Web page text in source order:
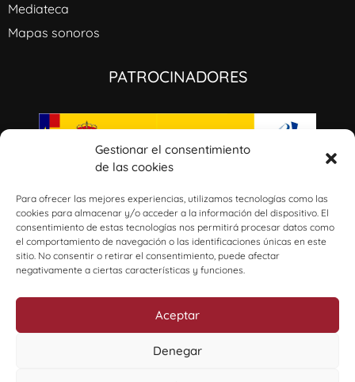
Gestionar el consentimiento
de las cookies
Para ofrecer las mejores experiencias, utilizamos tecnologías como las
cookies para almacenar y/o acceder a la información del dispositivo. El
consentimiento de estas tecnologías nos permitirá procesar datos como
el comportamiento de navegación o las identificaciones únicas en este
sitio. No consentir o retirar el consentimiento, puede afectar
negativamente a ciertas características y funciones.
Aceptar
Denegar
Mediateca
Mapas sonoros
PATROCINADORES
diseña artenova.es